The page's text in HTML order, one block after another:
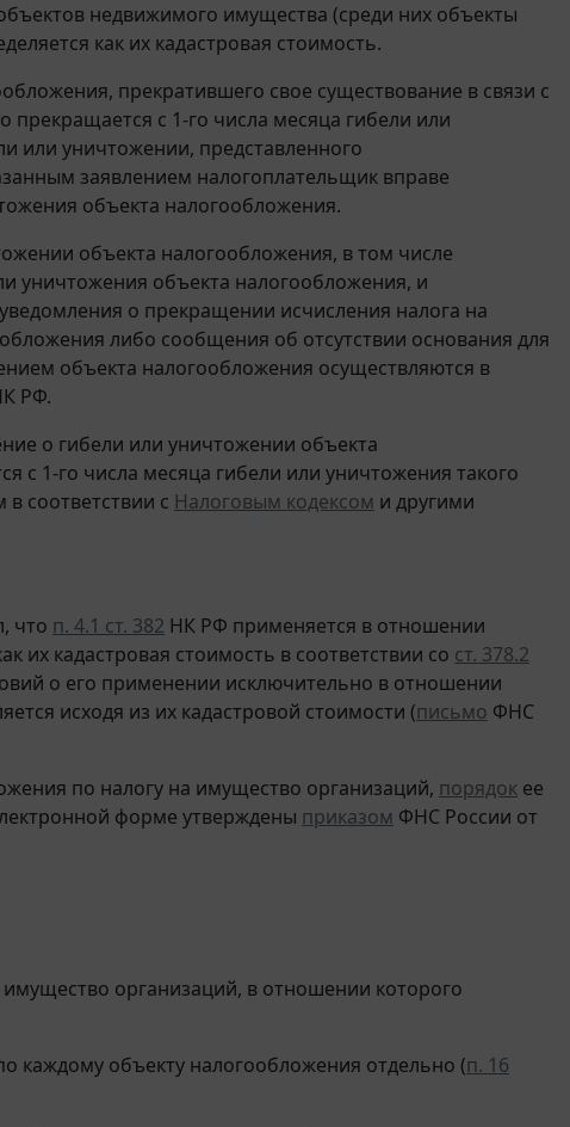
недвижимого имущества (среди них объекты
как их кадастровая стоимость.
прекратившего свое существование в связи с
с 1-го числа месяца гибели или
или уничтожении, представленного
заявлением налогоплательщик вправе
объекта налогообложения.
объекта налогообложения, в том числе
уничтожения объекта налогообложения, и
о прекращении исчисления налога на
либо сообщения об отсутствии основания для
объекта налогообложения осуществляются в
РФ.
о гибели или уничтожении объекта
с 1-го числа месяца гибели или уничтожения такого
соответствии с Налоговым кодексом и другими
что п. 4.1 ст. 382 НК РФ применяется в отношении
их кадастровая стоимость в соответствии со ст. 378.2
о его применении исключительно в отношении
исходя из их кадастровой стоимости (письмо ФНС
по налогу на имущество организаций, порядок ее
форме утверждены приказом ФНС России от
организаций, в отношении которого
каждому объекту налогообложения отдельно (п. 16